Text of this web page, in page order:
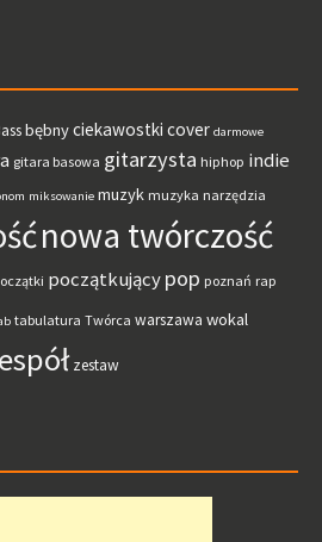
bębnyciekawostki cover darmowe
gitara basowa gitarzysta hiphop indie
miksowanie muzyk muzyka narzędzia
nowa twórczość
początkującypop poznań rap
tabulatura Twórca warszawa wokal
zestaw